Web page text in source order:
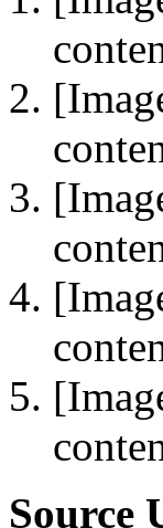
Source